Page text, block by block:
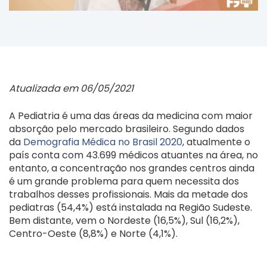
Atualizada em 06/05/2021
A Pediatria é uma das áreas da medicina com maior
absorção pelo mercado brasileiro. Segundo dados
da Demografia Médica no Brasil 2020, atualmente o
país conta com 43.699 médicos atuantes na área, no
entanto, a concentração nos grandes centros ainda
é um grande problema para quem necessita dos
trabalhos desses profissionais. Mais da metade dos
pediatras (54,4%) está instalada na Região Sudeste.
Bem distante, vem o Nordeste (16,5%), Sul (16,2%),
Centro-Oeste (8,8%) e Norte (4,1%).